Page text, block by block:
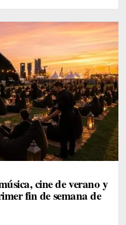
cine de verano y
fin de semana de